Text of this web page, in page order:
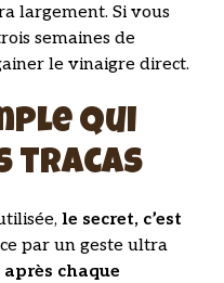
largement. Si vous
semaines de
le vinaigre direct.
qui
tracas
le secret, c’est
par un geste ultra
chaque